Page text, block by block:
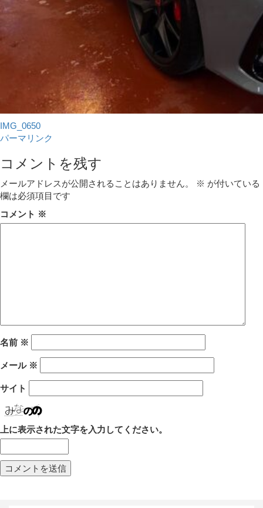
IMG_0650
パーマリンク
コメントを残す
メールアドレスが公開されることはありません。 ※ が付いている
欄は必須項目です
コメント ※
名前 ※
メール ※
サイト
上に表示された文字を入力してください。